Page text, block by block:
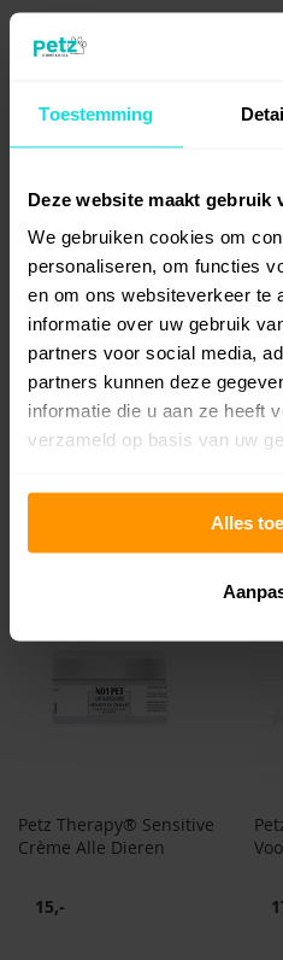
Toestemming
Deze website maakt gebruik
We gebruiken cookies om
personaliseren, om functies
en om ons websiteverkeer te
informatie over uw gebruik
partners voor social media,
partners kunnen deze
informatie die u aan ze heeft
verzameld op basis van uw
Alles
Shampoo
15,-
Petz Therapy® Anti Klitten
Lotion Spray voor Hond en
Petz Therapy® Sensitive
Crème Alle Dieren
15,-